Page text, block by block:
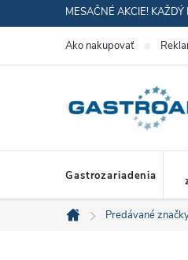
na
MESAČNÉ AKCIE!
Ako nakupovať
Gastrozariadenia
Domov
Predávané